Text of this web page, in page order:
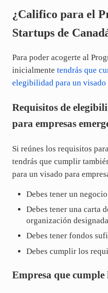
¿Califico para el
Startups de
Para poder acogerte al
inicialmente tendrás que
elegibilidad para un visado
Requisitos de
para empresas
Si reúnes los requisitos
tendrás que cumplir
para un visado para
Debes tener un
Debes tener una carta
organización
Debes tener fondos
Debes cumplir los
Empresa que cumple